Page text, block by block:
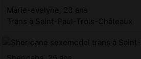
Marie-evelyne, 23 ans
Trans à Saint-Paul-Trois-Châteaux